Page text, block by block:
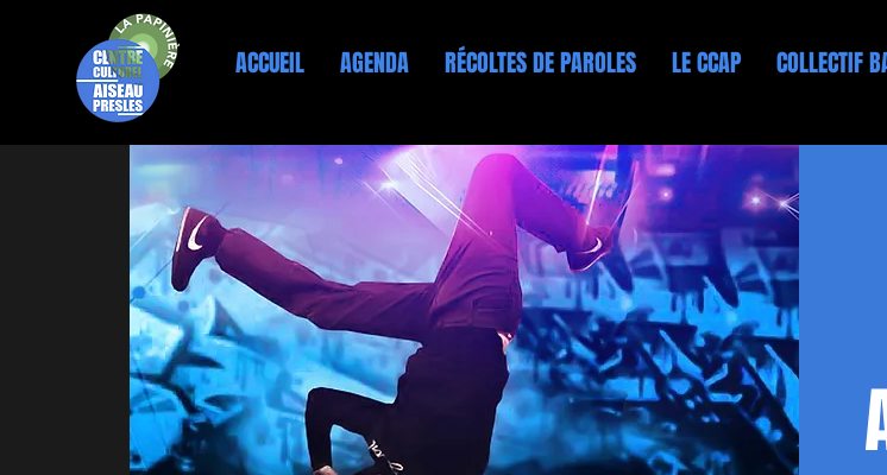
ACCUEIL AGENDA RÉCOLTES DE PAROLES LE CCAP COLLECTIF